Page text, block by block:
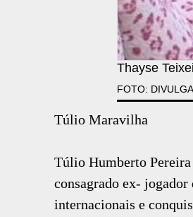
Thayse
FOTO:
Túlio Maravilha
Túlio Humberto
consagrado ex-
internacionais e